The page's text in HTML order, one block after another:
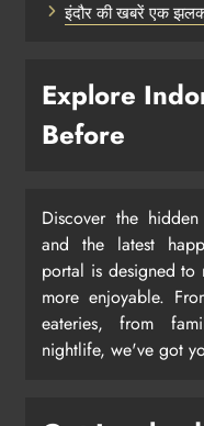
इंदौर की खबरें एक
Explore
Before
Discover the
and the latest
portal is designed to
more enjoyable.
eateries, from
nightlife, we've got